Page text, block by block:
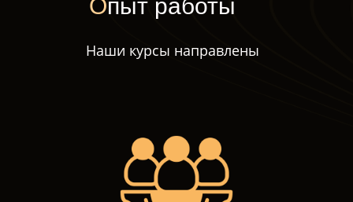
Опыт работы
Наши курсы направлены